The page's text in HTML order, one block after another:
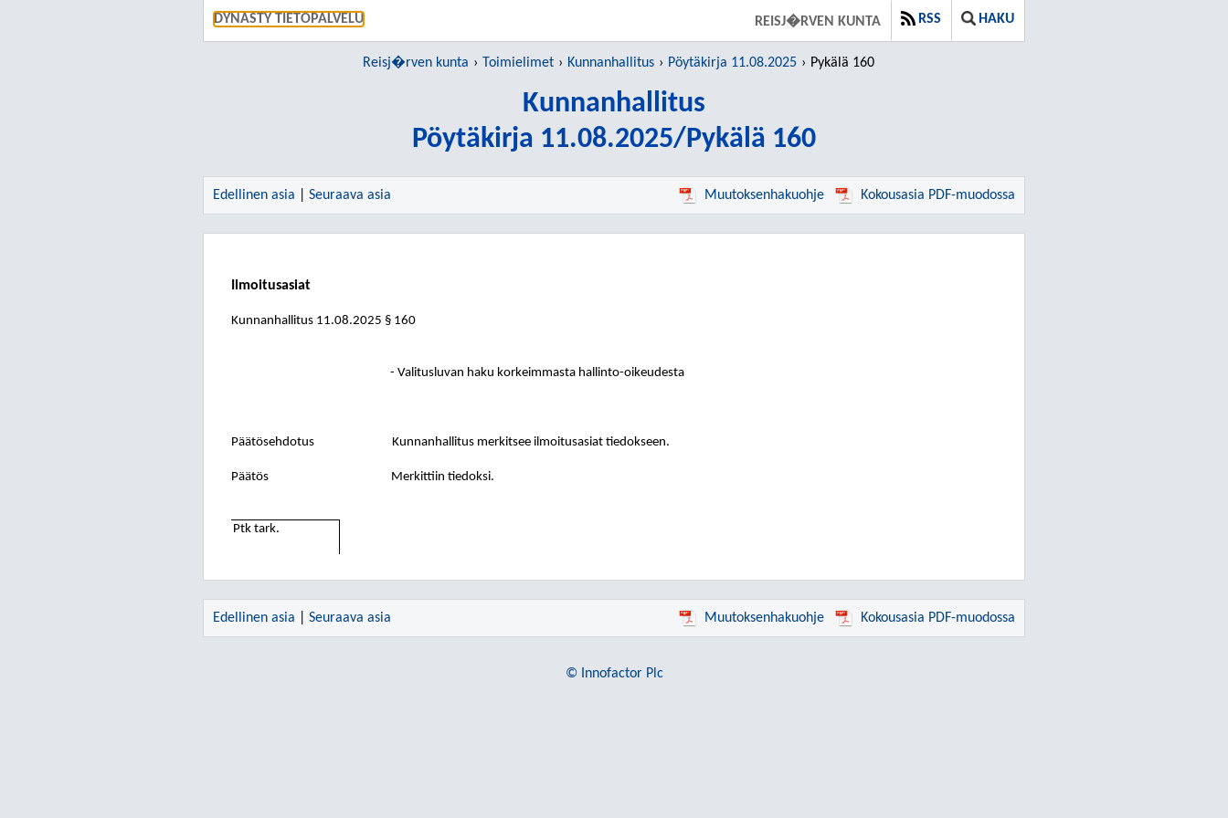
DYNASTY TIETOPALVELU REISJ�RVEN KUNTA RSS HAKU
Reisj�rven kunta Toimielimet Kunnanhallitus Pöytäkirja 11.08.2025 Pykälä 160
Kunnanhallitus
Pöytäkirja 11.08.2025/Pykälä 160
Edellinen asia Seuraava asia Muutoksenhakuohje Kokousasia PDF-muodossa
Ilmoitusasiat
Kunnanhallitus 11.08.2025 § 160
- Valitusluvan haku korkeimmasta hallinto-oikeudesta
Päätösehdotus Kunnanhallitus merkitsee ilmoitusasiat tiedokseen.
Päätös Merkittiin tiedoksi.
Ptk tark.
Edellinen asia Seuraava asia Muutoksenhakuohje Kokousasia PDF-muodossa
© Innofactor Plc